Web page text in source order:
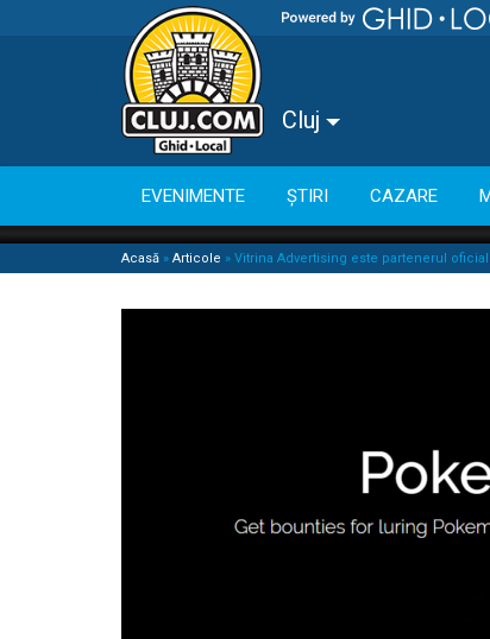
Cluj
EVENIMENTE ȘTIRI CAZARE
Acasă » Articole » Vitrina Advertising este partenerul